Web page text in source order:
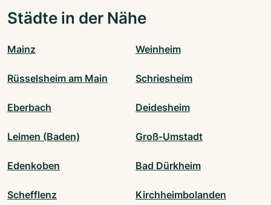
Städte in der Nähe
Mainz Weinheim
Rüsselsheim am Main Schriesheim
Eberbach Deidesheim
Leimen (Baden) Groß-Umstadt
Edenkoben Bad Dürkheim
Schefflenz Kirchheimbolanden